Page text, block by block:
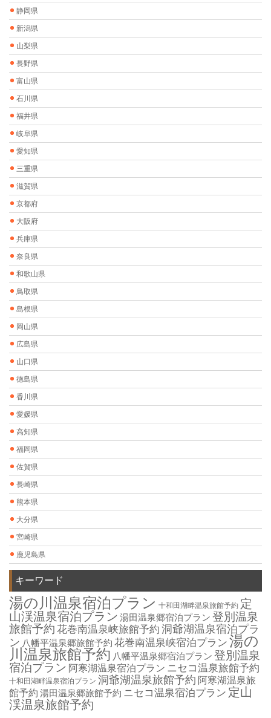
静岡県
新潟県
山梨県
長野県
富山県
石川県
福井県
岐阜県
愛知県
三重県
滋賀県
京都府
大阪府
兵庫県
奈良県
和歌山県
鳥取県
島根県
岡山県
広島県
山口県
徳島県
香川県
愛媛県
高知県
福岡県
佐賀県
長崎県
熊本県
大分県
宮崎県
鹿児島県
キーワード
湯の川温泉宿泊プラン 十和田湖畔温泉旅館予約 定
山渓温泉宿泊プラン 湯田温泉郷宿泊プラン 登別温泉
旅館予約 花巻南温泉峡旅館予約 洞爺湖温泉宿泊プラ
ン 八幡平温泉郷旅館予約 花巻南温泉峡宿泊プラン 湯の
川温泉旅館予約 八幡平温泉郷宿泊プラン 登別温泉
宿泊プラン 阿寒湖温泉宿泊プラン ニセコ温泉旅館予約
十和田湖畔温泉宿泊プラン 洞爺湖温泉旅館予約 阿寒湖温泉旅
館予約 湯田温泉郷旅館予約 ニセコ温泉宿泊プラン 定山
渓温泉旅館予約